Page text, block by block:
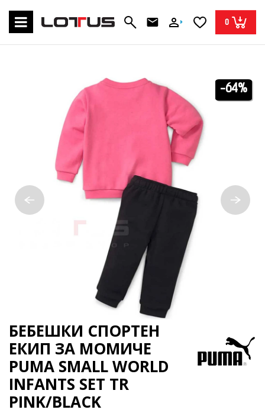
0
-64%
БЕБЕШКИ СПОРТЕН
ЕКИП ЗА МОМИЧЕ
PUMA SMALL WORLD
INFANTS SET TR
PINK/BLACK